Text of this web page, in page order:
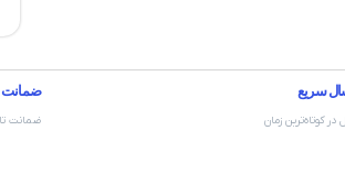
سریع
در کوتاه‌ترین زمان
ضمانت
ضمانت تا